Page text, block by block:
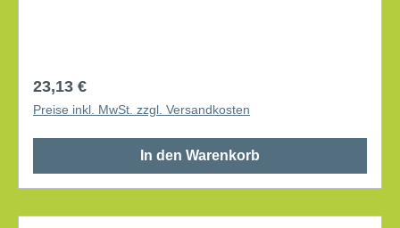
Regulärer Preis:
23,13 €
Preise inkl. MwSt. zzgl. Versandkosten
In den Warenkorb